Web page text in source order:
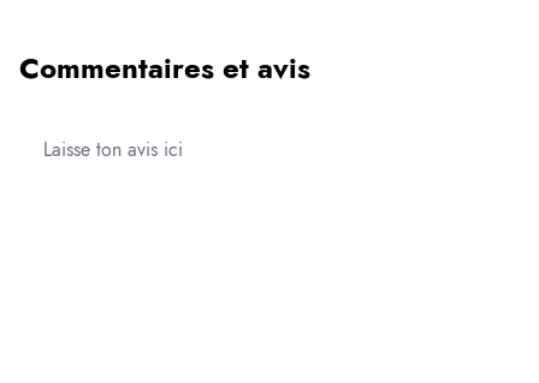
Commentaires et avis